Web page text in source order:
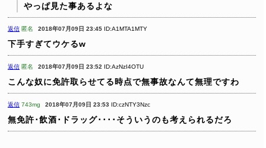
やっぱ見た事あるよな
返信 匿名 2018年07月09日 23:45 ID:A1MTA1MTY
下手すぎてウケるw
返信 匿名 2018年07月09日 23:52 ID:AzNzI4OTU
こんな奴に免許取らせてる時点で無事故なんて無理ですわ
返信 743mg 2018年07月09日 23:53 ID:czNTY3Nzc
無免許･飲酒･ドラッグ････そういうのも考えられるだろ